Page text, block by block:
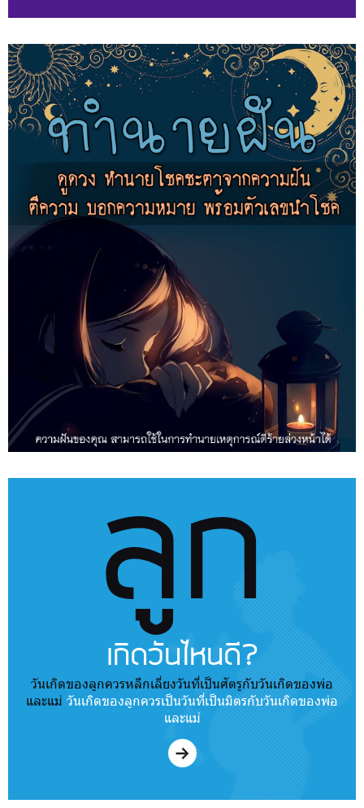
ลูก
เกิดวันไหนดี?
วันเกิดของลูกควรหลีกเลี่ยงวันที่เป็นศัตรูกับวันเกิดของพ่อ
และแม่ วันเกิดของลูกควรเป็นวันที่เป็นมิตรกับวันเกิดของพ่อ
และแม่